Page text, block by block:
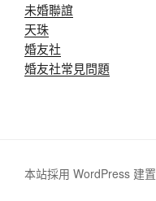
未婚聯誼
天珠
婚友社
婚友社常見問題
本站採用 WordPress 建置